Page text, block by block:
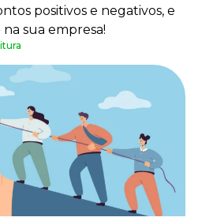
seu dinheiro
positivos e negativos, e
sua empresa!